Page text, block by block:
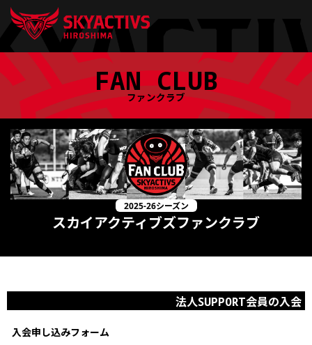
Skip
to
content
FAN CLUB
ファンクラブ
2025-26シーズン
スカイアクティブズファンクラブ
法人SUPPORT会員の入会
入会申し込みフォーム